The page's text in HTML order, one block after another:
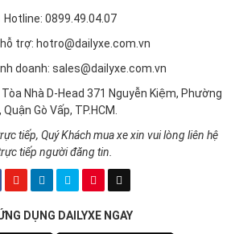
Hotline: 0899.49.04.07
trợ: hotro@dailyxe.com.vn
doanh: sales@dailyxe.com.vn
Nhà D-Head 371 Nguyễn Kiệm, Phường
Quận Gò Vấp, TP.HCM.
tiếp, Quý Khách mua xe xin vui lòng liên hệ
tiếp người đăng tin.
DỤNG DAILYXE NGAY